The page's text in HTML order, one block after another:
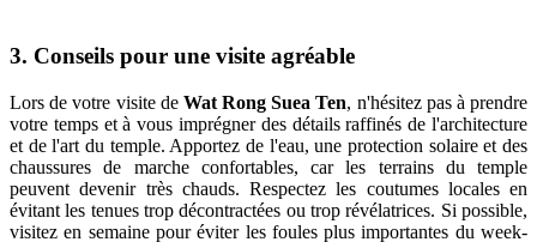
3. Conseils pour une visite agréable
Lors de votre visite de Wat Rong Suea Ten, n'hésitez pas à prendre
votre temps et à vous imprégner des détails raffinés de l'architecture
et de l'art du temple. Apportez de l'eau, une protection solaire et des
chaussures de marche confortables, car les terrains du temple
peuvent devenir très chauds. Respectez les coutumes locales en
évitant les tenues trop décontractées ou trop révélatrices. Si possible,
visitez en semaine pour éviter les foules plus importantes du week-